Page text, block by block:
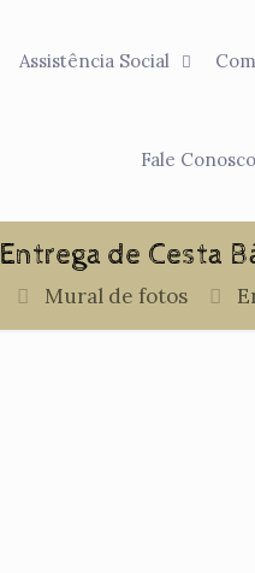
Assistência Social
Fale Conosco
Entrega de Cesta
Mural de fotos